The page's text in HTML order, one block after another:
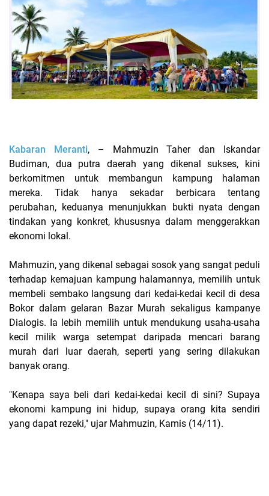
Kabaran Meranti, – Mahmuzin Taher dan Iskandar
Budiman, dua putra daerah yang dikenal sukses, kini
berkomitmen untuk membangun kampung halaman
mereka. Tidak hanya sekadar berbicara tentang
perubahan, keduanya menunjukkan bukti nyata dengan
tindakan yang konkret, khususnya dalam menggerakkan
ekonomi lokal.
Mahmuzin, yang dikenal sebagai sosok yang sangat peduli
terhadap kemajuan kampung halamannya, memilih untuk
membeli sembako langsung dari kedai-kedai kecil di desa
Bokor dalam gelaran Bazar Murah sekaligus kampanye
Dialogis. Ia lebih memilih untuk mendukung usaha-usaha
kecil milik warga setempat daripada mencari barang
murah dari luar daerah, seperti yang sering dilakukan
banyak orang.
"Kenapa saya beli dari kedai-kedai kecil di sini? Supaya
ekonomi kampung ini hidup, supaya orang kita sendiri
yang dapat rezeki," ujar Mahmuzin, Kamis (14/11).